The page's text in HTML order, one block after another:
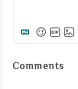
Comments